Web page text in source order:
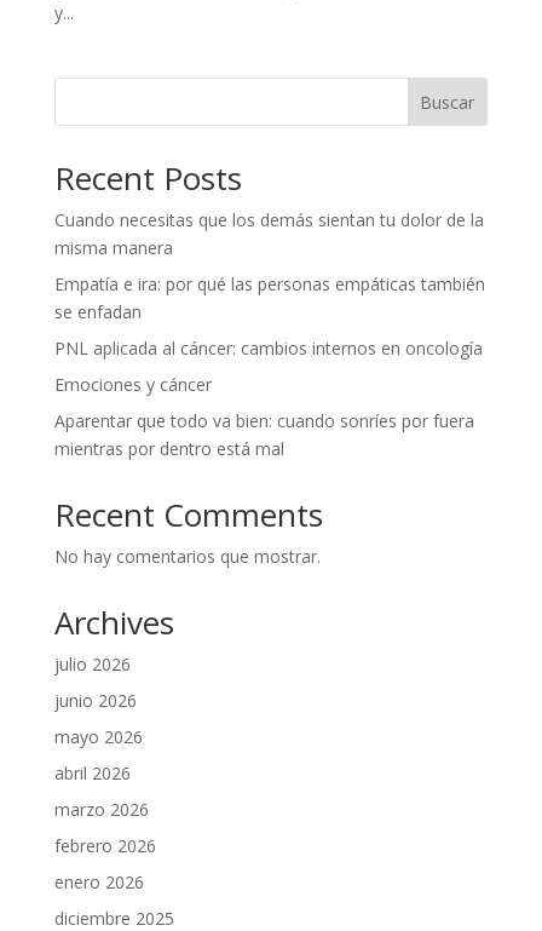
y...
Buscar
Recent Posts
Cuando necesitas que los demás sientan tu dolor de la
misma manera
Empatía e ira: por qué las personas empáticas también
se enfadan
PNL aplicada al cáncer: cambios internos en oncología
Emociones y cáncer
Aparentar que todo va bien: cuando sonríes por fuera
mientras por dentro está mal
Recent Comments
No hay comentarios que mostrar.
Archives
julio 2026
junio 2026
mayo 2026
abril 2026
marzo 2026
febrero 2026
enero 2026
diciembre 2025